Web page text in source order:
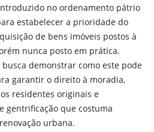
no ordenamento pátrio
estabelecer a prioridade do
de bens imóveis postos à
nunca posto em prática.
demonstrar como este pode
garantir o direito à moradia,
residentes originais e
gentrificação que costuma
urbana.